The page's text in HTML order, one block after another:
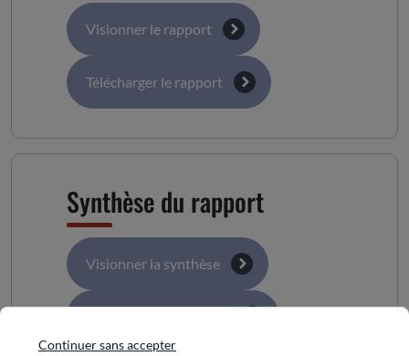
Visionner le rapport
Télécharger le rapport
Synthèse du rapport
Visionner la synthèse
Continuer sans accepter